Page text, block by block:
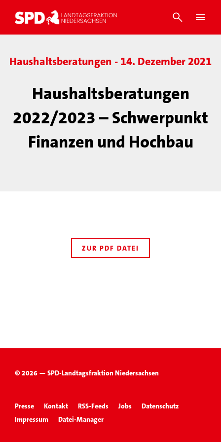
Haushaltsberatungen - 14. Dezember 2021
Haushaltsberatungen
2022/2023 – Schwerpunkt
Finanzen und Hochbau
ZUR PDF DATEI
© 2026 — SPD-Landtagsfraktion Niedersachsen
Presse Kontakt RSS-Feeds Jobs
Datenschutz
Impressum
Datei-Manager